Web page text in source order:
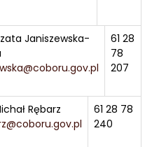
Janiszewska-
61 28
78
207
Rębarz
61 28 78
240